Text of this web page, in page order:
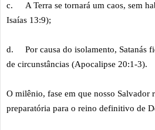
c.
A Terra se tornará um caos, sem
Isaías 13:9);
d.
Por causa do isolamento, Satanás
de circunstâncias (Apocalipse 20:1-3).
O milênio, fase em que nosso Salvador
preparatória para o reino definitivo de